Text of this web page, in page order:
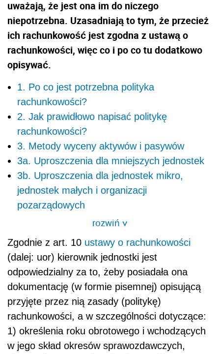
uważają, że jest ona im do niczego
niepotrzebna. Uzasadniają to tym, że przecież
ich rachunkowość jest zgodna z ustawą o
rachunkowości, więc co i po co tu dodatkowo
opisywać.
1. Po co jest potrzebna polityka
rachunkowości?
2. Jak prawidłowo napisać politykę
rachunkowości?
3. Metody wyceny aktywów i pasywów
3a. Uproszczenia dla mniejszych jednostek
3b. Uproszczenia dla jednostek mikro,
jednostek małych i organizacji
pozarządowych
rozwiń>
Zgodnie z art. 10 ustawy o rachunkowości
(dalej: uor) kierownik jednostki jest
odpowiedzialny za to, żeby posiadała ona
dokumentację (w formie pisemnej) opisującą
przyjęte przez nią zasady (politykę)
rachunkowości, a w szczególności dotyczące:
1) określenia roku obrotowego i wchodzących
w jego skład okresów sprawozdawczych,